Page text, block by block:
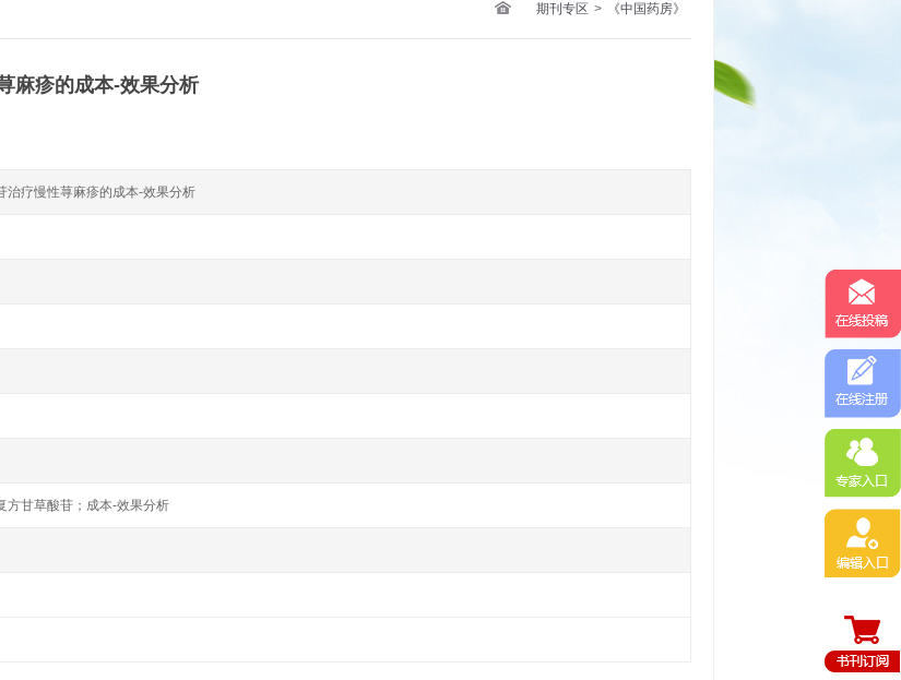
期刊专区 > 《中国药房》
麻疹的成本-效果分析
治疗慢性荨麻疹的成本-效果分析
方甘草酸苷；成本-效果分析